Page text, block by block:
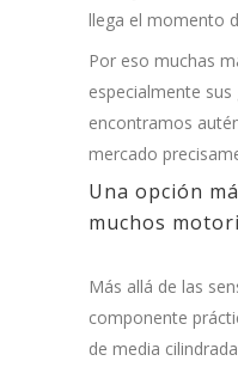
llega el momento
Por eso muchas
especialmente
encontramos
mercado
Una opción
muchos
Más allá de las
componente
de media